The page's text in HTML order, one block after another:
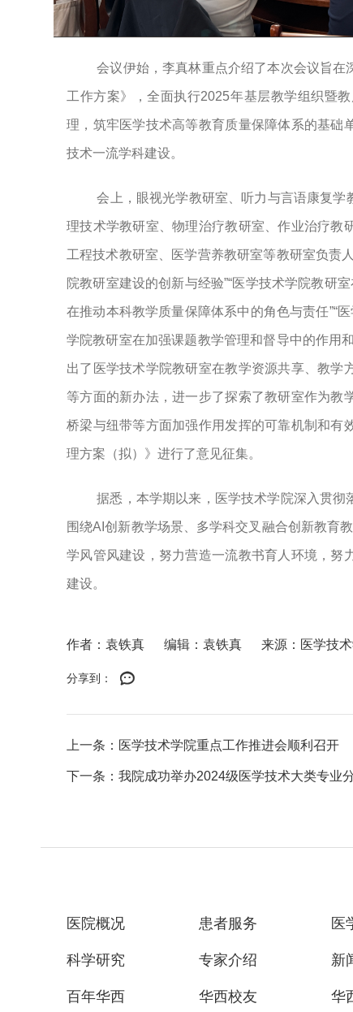
会议伊始，李真林重点介绍了本次会议旨
工作方案》，全面执行2025年基层教学组织暨
理，筑牢医学技术高等教育质量保障体系的基础
技术一流学科建设。
会 上，眼视光学教研室、听力与言语康复
理技术学教研室、物理治疗教研室、作业治疗教
工程技术教研室、医学营养教研室等教研室负责
院教研室建设的创新与经验”“医学技术学院教研
在推动本科教学质量保障体系中的角色与责任”“
学院教研室在加强课题教学管理和督导中的作用
出了医学技术学院教研室在教学资源共享、教
等方面的新办法，进一步了探索了教研室作为教
桥梁与纽带等方面加强作用发挥的可靠机制和有
理方案（拟）》进行了意见征集。
据悉，本学期以来，医学技术学院深入贯彻
围绕AI创新教学场景、多学科交叉融合创新教育
学风管风建设，努力营造一流教书育人环境，努
建设。
作者：袁铁真 编辑：袁铁真 来源：医学技
分享到：
上一条：医学技术学院重点工作推进会顺利召开
下一条：我院成功举办2024级医学技术大类专业
医院概况 患者服务 医
科学研究 专家介绍 新
百年华西 华西校友 华